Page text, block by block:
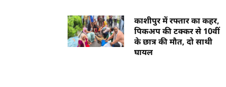
काशीपुर में रफ्तार का कहर,
पिकअप की टक्कर से 10वीं
के छात्र की मौत, दो साथी
घायल